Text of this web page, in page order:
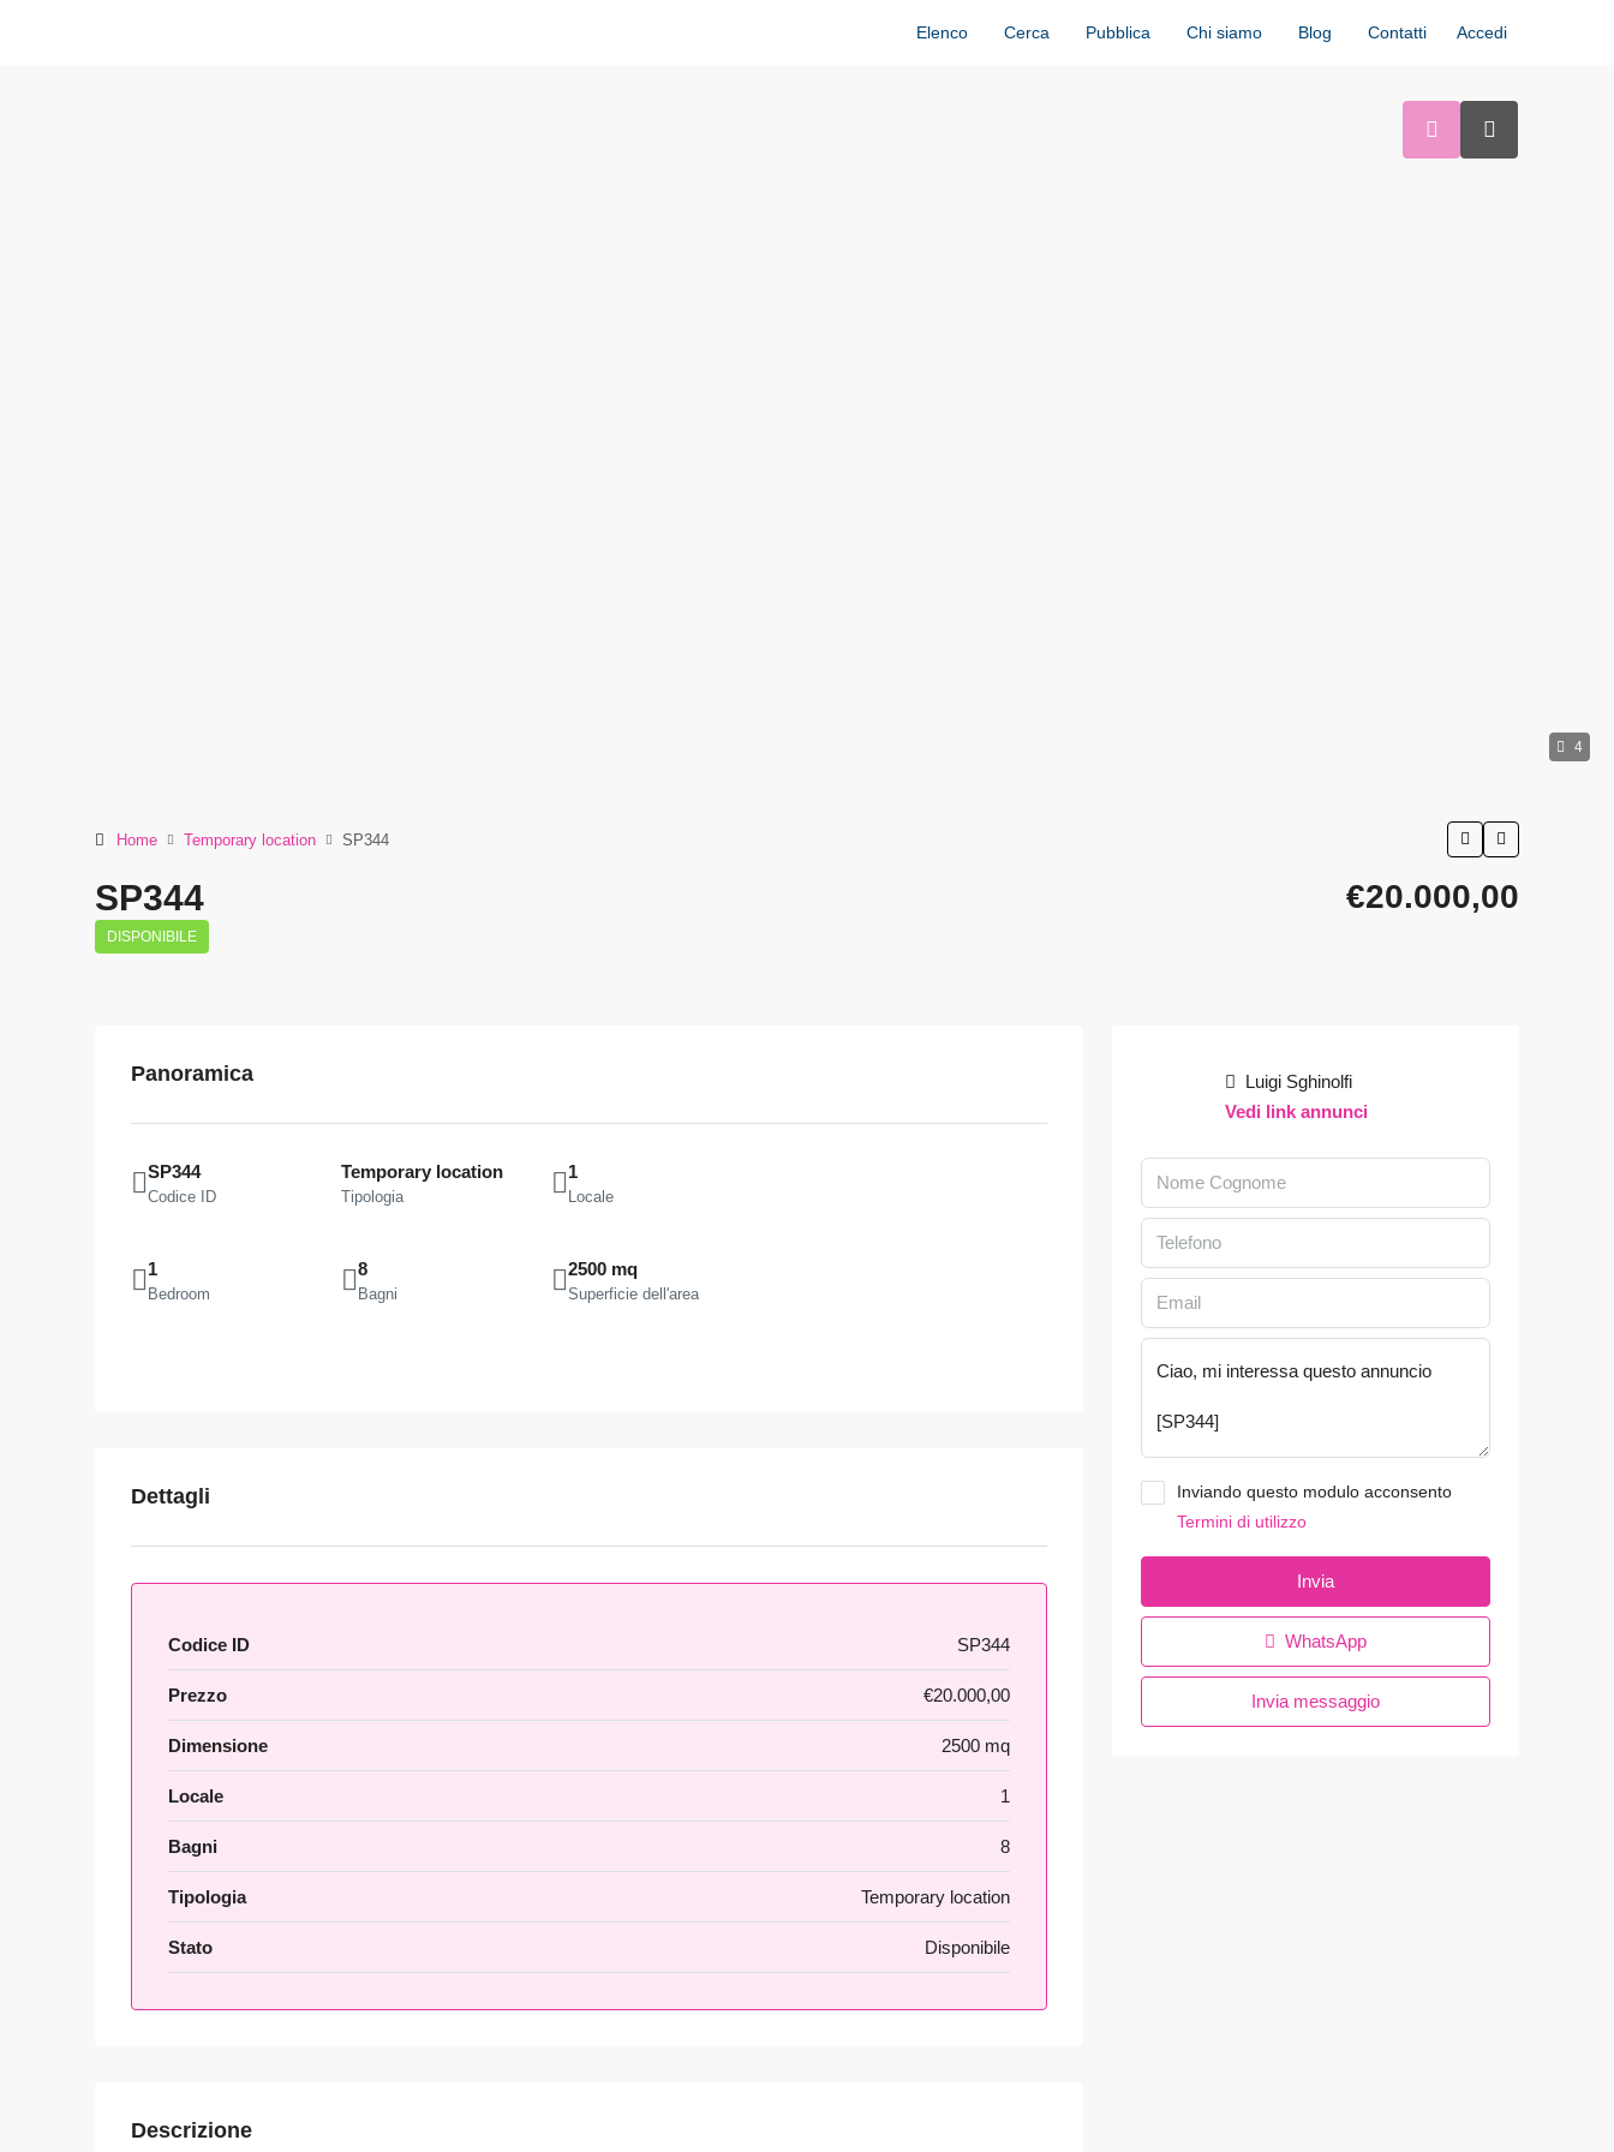
Elenco Cerca Pubblica Chi siamo Blog Contatti Accedi
4
Home Temporary location SP344
SP344
DISPONIBILE
€20.000,00
Panoramica
SP344
Codice ID
Temporary location
Tipologia
1
Locale
1
Bedroom
8
Bagni
2500 mq
Superficie dell'area
Dettagli
Codice ID SP344
Prezzo €20.000,00
Dimensione 2500 mq
Locale 1
Bagni 8
Tipologia Temporary location
Stato Disponibile
Descrizione
Luigi Sghinolfi
Vedi link annunci
Inviando questo modulo acconsento
Termini di utilizzo
Invia
WhatsApp
Invia messaggio